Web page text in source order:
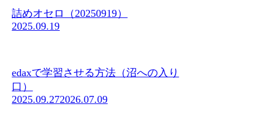
詰めオセロ（20250919）
2025.09.19
edaxで学習させる方法（沼への入り
口）
2025.09.272026.07.09